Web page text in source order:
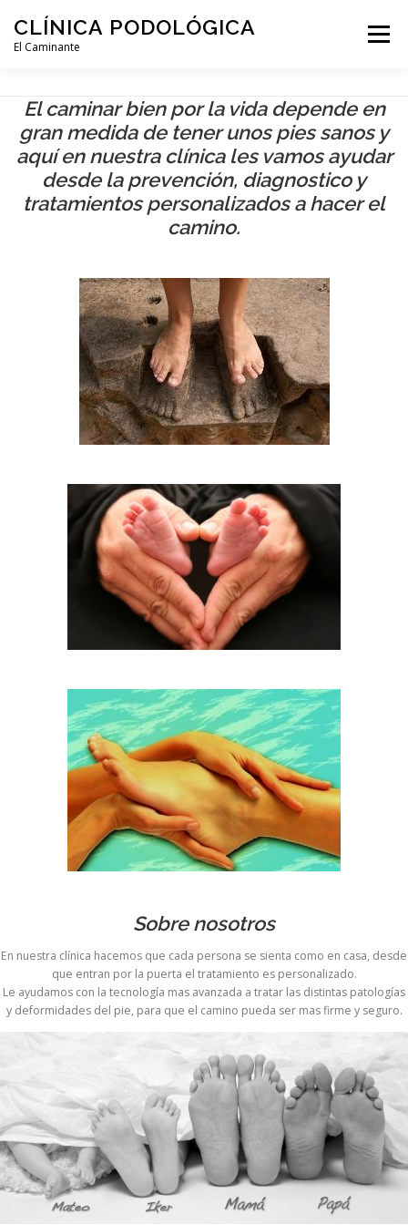
contenido
CLÍNICA PODOLÓGICA
El Caminante
Menú
INICIO SERVICIOS CONSEJOS
PREGUNTAS Y RESPUESTAS CONTACTA
El caminar bien por la vida depende en
gran medida de tener unos pies sanos y
aquí en nuestra clínica les vamos ayudar
desde la prevención, diagnostico y
tratamientos personalizados a hacer el
camino.
Sobre nosotros
En nuestra clínica hacemos que cada persona se sienta como en casa, desde
que entran por la puerta el tratamiento es personalizado.
Le ayudamos con la tecnología mas avanzada a tratar las distintas patologías
y deformidades del pie, para que el camino pueda ser mas firme y seguro.